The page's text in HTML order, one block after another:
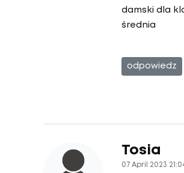
damski dla
średnia
odpowiedz
Tosia
07 April 2023